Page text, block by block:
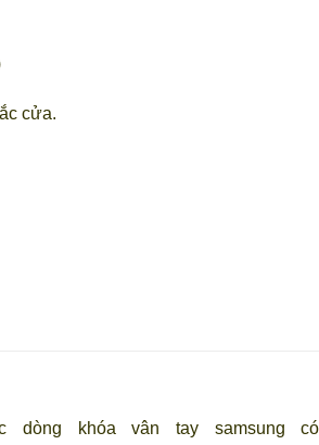
cửa.
dòng khóa vân tay samsung